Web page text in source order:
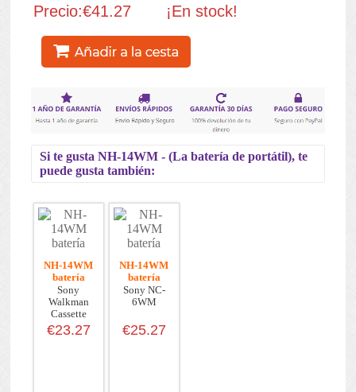
Precio:€41.27 ¡En stock!
Si te gusta NH-14WM - (La batería de portátil), te
puede gusta también:
NH-14WM
batería
Sony
Walkman
Cassette
Player WM-
EX9...
€23.27
NH-14WM
batería
Sony NC-
6WM
€25.27